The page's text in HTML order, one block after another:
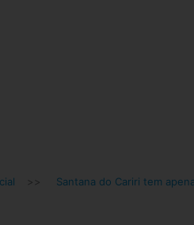
>> Santana do Cariri tem